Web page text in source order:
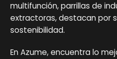
multifunción, parrillas de
extractoras, destacan por
sostenibilidad.
En Azume, encuentra lo